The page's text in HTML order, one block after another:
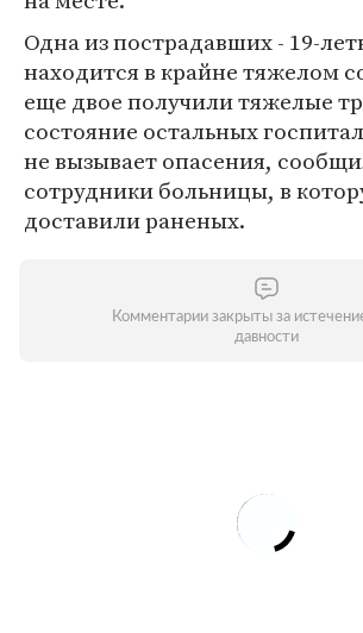
Одна из пострадавших - 19-
находится в крайне тяжелом
еще двое получили тяжелые
состояние остальных
не вызывает опасения,
сотрудники больницы, в
доставили раненых.
Комментарии закрыты за
давности